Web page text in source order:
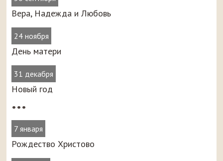
Вера, Надежда и Любовь
24 ноября
День матери
31 декабря
Новый год
•••
7 января
Рождество Христово